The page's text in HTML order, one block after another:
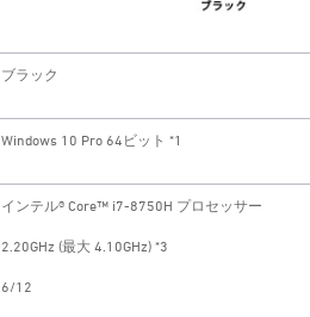
ブラック
Windows 10 Pro 64ビット *1
インテル® Core™ i7-8750H プロセッサー
2.20GHz (最大 4.10GHz) *3
6/12